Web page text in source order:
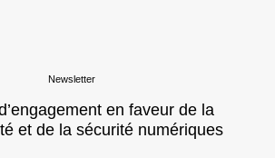
Newsletter
en faveur de la
et de la sécurité numériques